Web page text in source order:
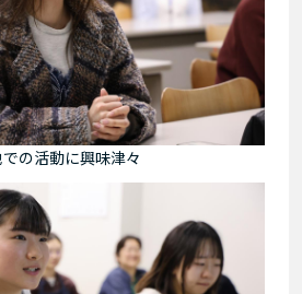
の活動に興味津々